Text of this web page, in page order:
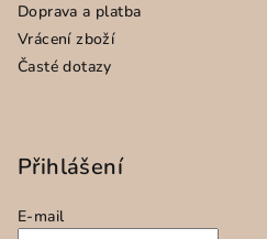
Doprava a platba
Vrácení zboží
Časté dotazy
Přihlášení
E-mail